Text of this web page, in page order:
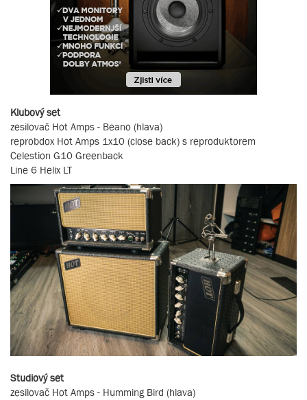
Klubový set
zesilovač Hot Amps - Beano (hlava)
reprobdox Hot Amps 1x10 (close back) s reproduktorem
Celestion G10 Greenback
Line 6 Helix LT
Studiový set
zesilovač Hot Amps - Humming Bird (hlava)